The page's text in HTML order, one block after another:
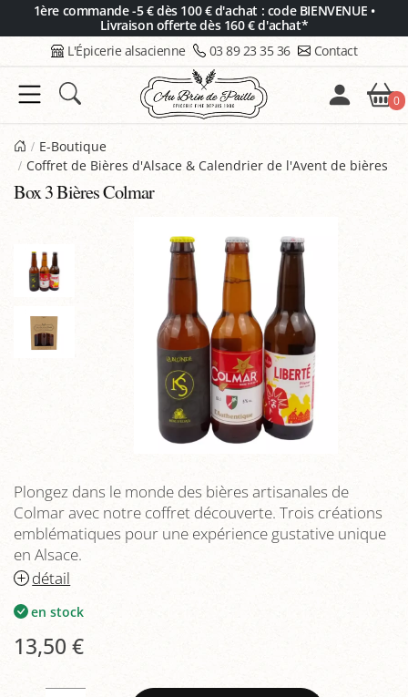
1ère commande -5 € dès 100 € d'achat : code BIENVENUE •
Livraison offerte dès 160 € d'achat*
L'Épicerie alsacienne 03 89 23 35 36 Contact
0
E-Boutique
Coffret de Bières d'Alsace & Calendrier de l'Avent de bières
Box 3 Bières Colmar
Plongez dans le monde des bières artisanales de
Colmar avec notre coffret découverte. Trois créations
emblématiques pour une expérience gustative unique
en Alsace.
détail
en stock
13,50 €
Panneau de gestion des cookies